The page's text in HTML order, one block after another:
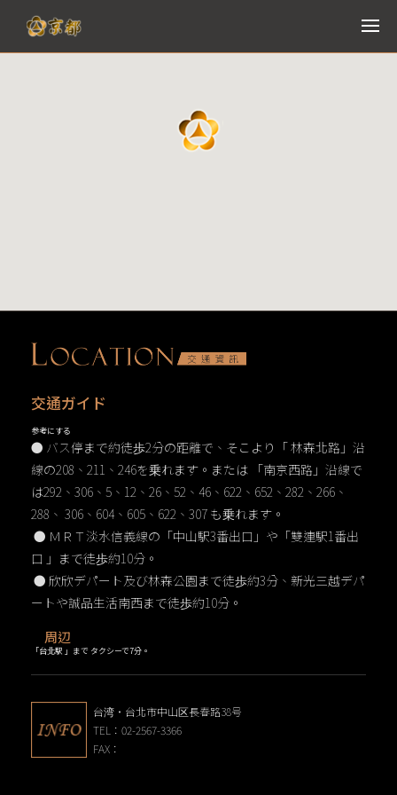
交通ガイド
参考にする
● バス停まで約徒歩2分の距離で、そこより「 林森北路」沿
線の208、211、246を乗れます。または 「南京西路」沿線で
は292、306、5、12、26、52、46、622、652、282、266、
288、 306、604、605、622、307 も乗れます。
● ＭＲＴ淡水信義線の「中山駅3番出口」や「雙連駅1番出
口 」まで徒歩約10分。
● 欣欣デパート及び林森公園まで徒歩約3分、新光三越デパ
ートや誠品生活南西まで徒歩約10分。
周辺
「台北駅 」まで タクシーで7分。
台湾・台北市中山区長春路38号
TEL：02-2567-3366
FAX：